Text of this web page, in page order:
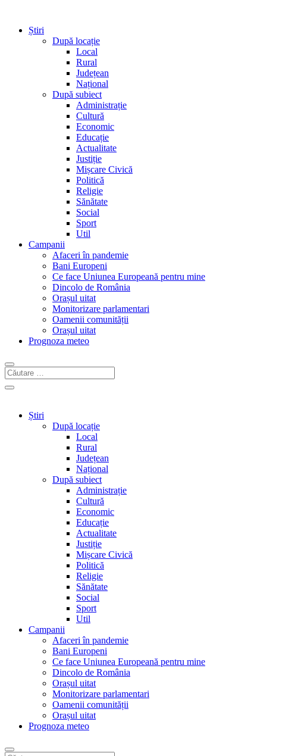
Știri
După locație
Local
Rural
Județean
Național
După subiect
Administrație
Cultură
Economic
Educație
Actualitate
Justiție
Mișcare Civică
Politică
Religie
Sănătate
Social
Sport
Util
Campanii
Afaceri în pandemie
Bani Europeni
Ce face Uniunea Europeană pentru mine
Dincolo de România
Orașul uitat
Monitorizare parlamentari
Oamenii comunității
Orașul uitat
Prognoza meteo
Știri
După locație
Local
Rural
Județean
Național
După subiect
Administrație
Cultură
Economic
Educație
Actualitate
Justiție
Mișcare Civică
Politică
Religie
Sănătate
Social
Sport
Util
Campanii
Afaceri în pandemie
Bani Europeni
Ce face Uniunea Europeană pentru mine
Dincolo de România
Orașul uitat
Monitorizare parlamentari
Oamenii comunității
Orașul uitat
Prognoza meteo